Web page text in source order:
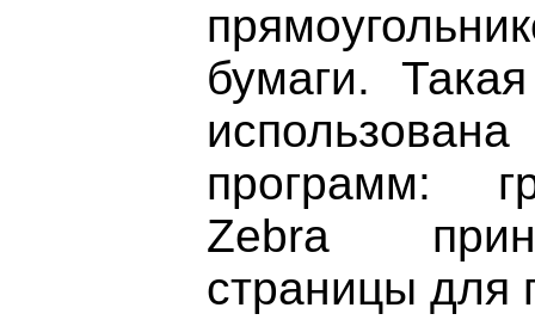
бумаги.
программ:
Zebra
страницы для